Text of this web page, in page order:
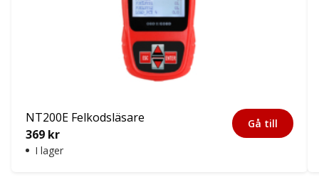
NT200E Felkodsläsare
369 kr
I lager
Gå till